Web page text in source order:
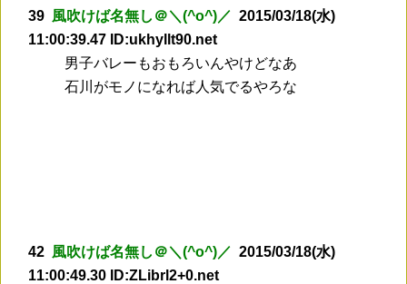
39 風吹けば名無し＠＼(^o^)／ 2015/03/18(水)
11:00:39.47 ID:ukhyllt90.net
男子バレーもおもろいんやけどなあ
石川がモノになれば人気でるやろな
42 風吹けば名無し＠＼(^o^)／ 2015/03/18(水)
11:00:49.30 ID:ZLibrl2+0.net